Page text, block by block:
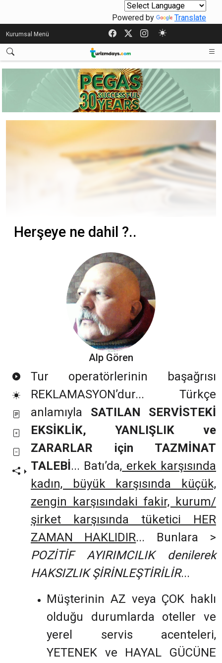
Powered by Translate
Kurumsal Menü
Herşeye ne dahil ?..
Alp Gören
Tur operatörlerinin başağrısı
REKLAMASYON’dur... Türkçe
anlamıyla SATILAN SERVİSTEKİ
EKSİKLİK, YANLIŞLIK ve
ZARARLAR için TAZMİNAT
TALEBİ... Batı’da, erkek karşısında
kadın, büyük karşısında küçük,
zengin karşısındaki fakir, kurum/
şirket karşısında tüketici HER
ZAMAN HAKLIDIR... Bunlara >
POZİTİF AYIRIMCILIK denilerek
HAKSIZLIK ŞİRİNLEŞTİRİLİR...
Müşterinin AZ veya ÇOK haklı
olduğu durumlarda oteller ve
yerel servis acenteleri,
YETENEK ve HAYAL GÜCÜNE